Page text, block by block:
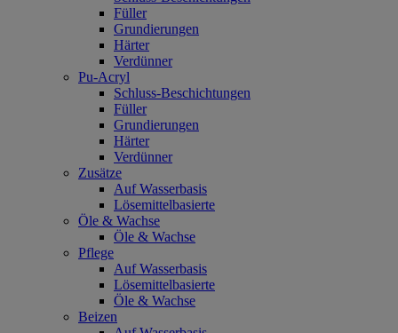
Füller
Grundierungen
Härter
Verdünner
Pu-Acryl
Schluss-Beschichtungen
Füller
Grundierungen
Härter
Verdünner
Zusätze
Auf Wasserbasis
Lösemittelbasierte
Öle & Wachse
Öle & Wachse
Pflege
Auf Wasserbasis
Lösemittelbasierte
Öle & Wachse
Beizen